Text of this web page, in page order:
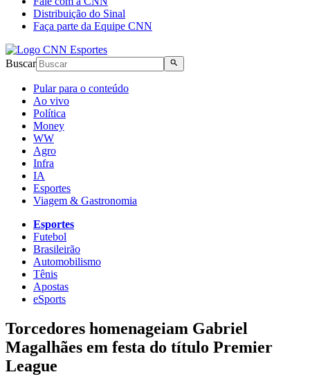
Distribuição do Sinal
Faça parte da Equipe CNN
Buscar
Pular para o conteúdo
Ao vivo
Política
Money
WW
Agro
Infra
IA
Esportes
Viagem & Gastronomia
Esportes
Futebol
Brasileirão
Automobilismo
Tênis
Apostas
eSports
Torcedores homenageiam Gabriel
Magalhães em festa do título Premier
League